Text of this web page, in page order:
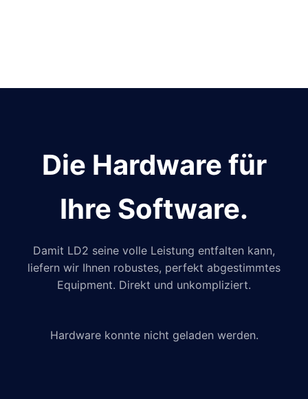
Die Hardware für
Ihre Software.
Damit LD2 seine volle Leistung entfalten kann,
liefern wir Ihnen robustes, perfekt abgestimmtes
Equipment. Direkt und unkompliziert.
Hardware konnte nicht geladen werden.